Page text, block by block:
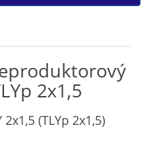
2x1,5
(TLYp 2x1,5)